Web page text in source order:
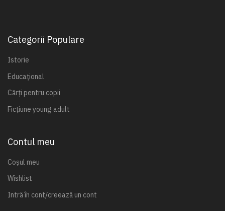
Categorii Populare
Istorie
Educațional
Cărți pentru copii
Ficțiune young adult
Contul meu
Coșul meu
Wishlist
Intră în cont/creează un cont